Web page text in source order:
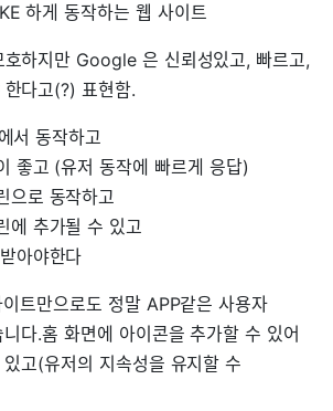
하게 동작하는 웹 사이트
호하지만 Google 은 신뢰성있고, 빠르고,
다고(?) 표현함.
서 동작하고
좋고 (유저 동작에 빠르게 응답)
으로 동작하고
에 추가될 수 있고
아야한다
트만으로도 정말 APP같은 사용자
다.홈 화면에 아이콘을 추가할 수 있어
고(유저의 지속성을 유지할 수